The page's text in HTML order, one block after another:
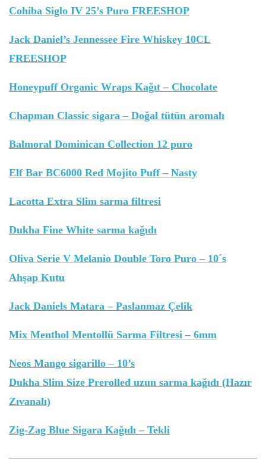
Cohiba Siglo IV 25’s Puro FREESHOP
Jack Daniel’s Jennessee Fire Whiskey 10CL
FREESHOP
Honeypuff Organic Wraps Kağıt – Chocolate
Chapman Classic sigara – Doğal tütün aromalı
Balmoral Dominican Collection 12 puro
Elf Bar BC6000 Red Mojito Puff – Nasty
Lacotta Extra Slim sarma filtresi
Dukha Fine White sarma kağıdı
Oliva Serie V Melanio Double Toro Puro – 10´s
Ahşap Kutu
Jack Daniels Matara – Paslanmaz Çelik
Mix Menthol Mentollü Sarma Filtresi – 6mm
Neos Mango sigarillo – 10’s
Dukha Slim Size Prerolled uzun sarma kağıdı (Hazır
Zıvanalı)
Zig-Zag Blue Sigara Kağıdı – Tekli